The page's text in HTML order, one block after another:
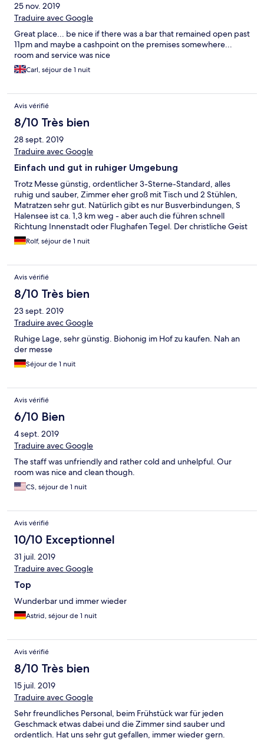
25 nov. 2019
Traduire avec Google
Great place... be nice if there was a bar that remained open past
11pm and maybe a cashpoint on the premises somewhere...
room and service was nice
Carl, séjour de 1 nuit
Avis vérifié
8/10 Très bien
28 sept. 2019
Traduire avec Google
Einfach und gut in ruhiger Umgebung
Trotz Messe günstig, ordentlicher 3-Sterne-Standard, alles
ruhig und sauber, Zimmer eher groß mit Tisch und 2 Stühlen,
Matratzen sehr gut. Natürlich gibt es nur Busverbindungen, S
Halensee ist ca. 1,3 km weg - aber auch die führen schnell
Richtung Innenstadt oder Flughafen Tegel. Der christliche Geist
ist unaufdringlich positiv sichtbar, Personal am Empfang
hilfreich.
Rolf, séjour de 1 nuit
Avis vérifié
8/10 Très bien
23 sept. 2019
Traduire avec Google
Ruhige Lage, sehr günstig. Biohonig im Hof zu kaufen. Nah an
der messe
Séjour de 1 nuit
Avis vérifié
6/10 Bien
4 sept. 2019
Traduire avec Google
The staff was unfriendly and rather cold and unhelpful. Our
room was nice and clean though.
CS, séjour de 1 nuit
Avis vérifié
10/10 Exceptionnel
31 juil. 2019
Traduire avec Google
Top
Wunderbar und immer wieder
Astrid, séjour de 1 nuit
Avis vérifié
8/10 Très bien
15 juil. 2019
Traduire avec Google
Sehr freundliches Personal, beim Frühstück war für jeden
Geschmack etwas dabei und die Zimmer sind sauber und
ordentlich. Hat uns sehr gut gefallen, immer wieder gern.